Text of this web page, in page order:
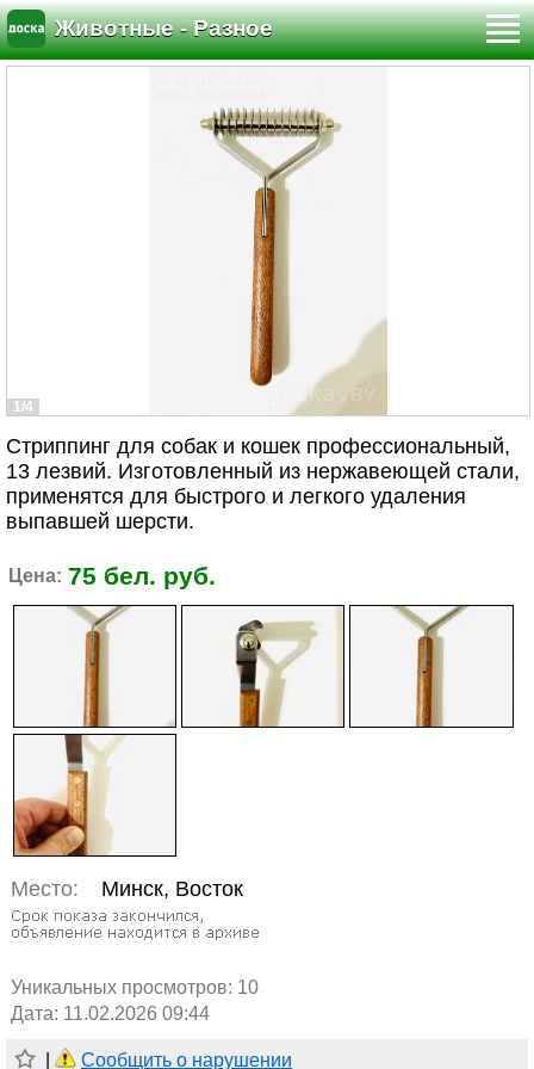
Животные - Разное
1/4
Стриппинг для собак и кошек профессиональный,
13 лезвий. Изготовленный из нержавеющей стали,
применятся для быстрого и легкого удаления
выпавшей шерсти.
Цена: 75 бел. руб.
Место: Минск, Восток
Уникальных просмотров: 10
Дата: 11.02.2026 09:44
Сообщить о нарушении